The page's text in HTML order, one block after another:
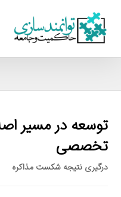
توسعه در مسیر
تخصصی
درگیری نتیجه شکست مذاکره